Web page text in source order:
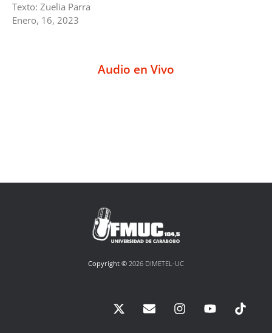
Texto: Zuelia Parra
Enero, 16, 2023
Audio en Vivo
Copyright © 2026 DIMETEL-UC